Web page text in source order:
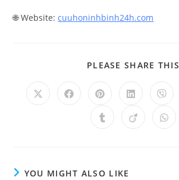
🌐 Website:cuuhoninhbinh24h.com
PLEASE SHARE THIS
YOU MIGHT ALSO LIKE